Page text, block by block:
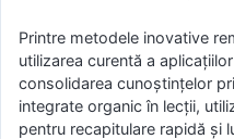
Printre metodele inovative
utilizarea curentă a
consolidarea cunoștințelor
integrate organic în lecții,
pentru recapitulare rapidă și